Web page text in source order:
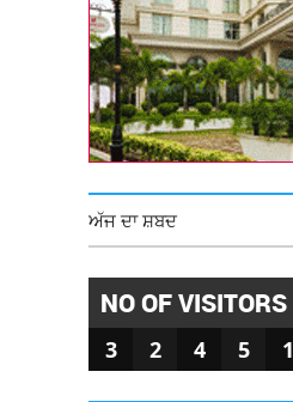
ਅੱਜ ਦਾ ਸ਼ਬਦ
NO OF VISITORS
3 2 4 5 1